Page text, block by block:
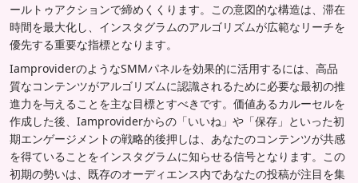
ールトゥアクションで締めくくります。この意図的な構造は、滞在
時間を最大化し、インスタグラムのアルゴリズムが広範なリーチを
優先する重要な指標となります。
IamproviderのようなSMMパネルを効果的に活用するには、高品
質なコンテンツがアルゴリズムに認識されるために必要な最初の推
進力を与えることを主な目標とすべきです。価値あるカルーセルを
作成した後、Iamproviderからの「いいね」や「保存」といった初
期エンゲージメントの戦略的後押しは、あなたのコンテンツが共感
を得ていることをインスタグラムに知らせる信号となります。この
初期の勢いは、既存のオーディエンス内であなたの投稿が注目を集